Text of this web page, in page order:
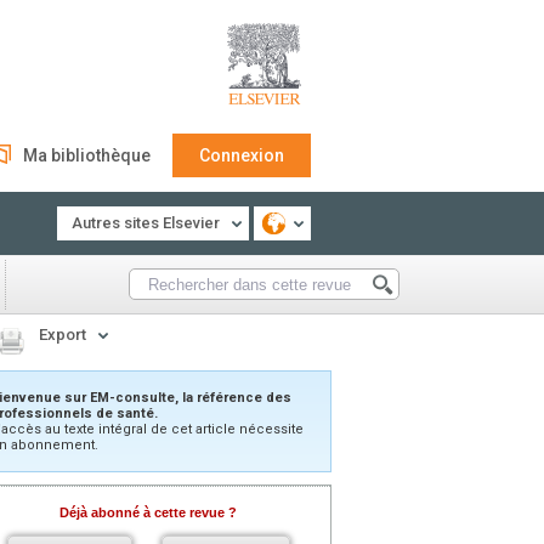
Ma bibliothèque Connexion
Autres sites Elsevier
Export
sur EM-consulte, la référence des
de santé.
au texte intégral de cet article nécessite
abonnement.
Déjà abonné à cette revue ?